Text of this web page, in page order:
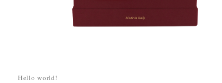
Hello world!